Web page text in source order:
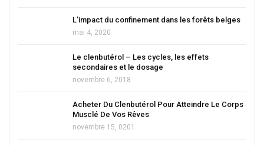
L’impact du confinement dans les forêts belges
mai 4, 2020
Le clenbutérol – Les cycles, les effets
secondaires et le dosage
novembre 6, 2018
Acheter Du Clenbutérol Pour Atteindre Le Corps
Musclé De Vos Rêves
novembre 15, 0201